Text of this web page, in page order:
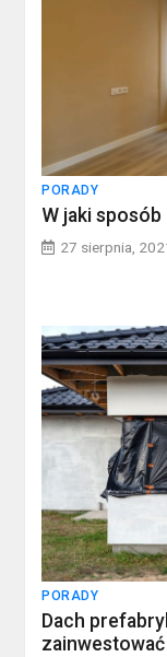
PORADY
W jaki
27 sierpnia,
PORADY
Dach